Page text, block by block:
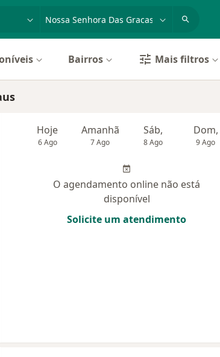
ou nome
Bairros Mais filtros
Hoje
6 Ago
Amanhã
7 Ago
Sáb,
8 Ago
Dom,
9 Ago
O agendamento online não está
disponível
Solicite um atendimento